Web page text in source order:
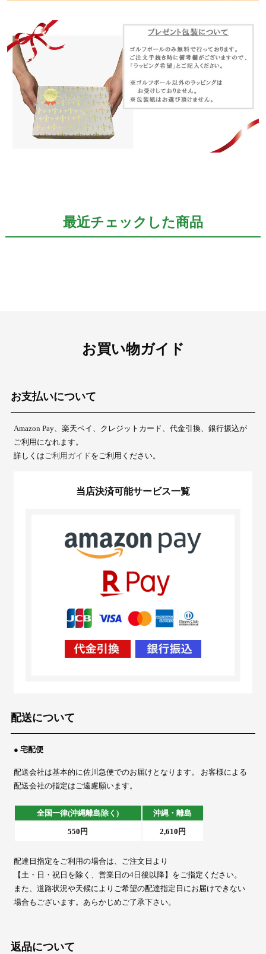
最近チェックした商品
お買い物ガイド
お支払いについて
Amazon Pay、楽天ペイ、クレジットカード、代金引換、銀行振込が
ご利用になれます。
詳しくは ご利用ガイドをご利用ください。
当店決済可能サービス一覧
配送について
● 宅配便
配送会社は基本的に佐川急便でのお届けとなります。 お客様による
配送会社の指定はご遠慮願います。
全国一律(沖縄離島除く) 沖縄・離島
550円 2,610円
配達日指定をご利用の場合は、ご注文日より
【土・日・祝日を除く、営業日の4日後以降】をご指定ください。
また、道路状況や天候によりご希望の配達指定日にお届けできない
場合もございます。あらかじめご了承下さい。
返品について